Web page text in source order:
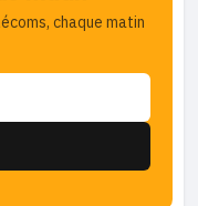
chaque matin